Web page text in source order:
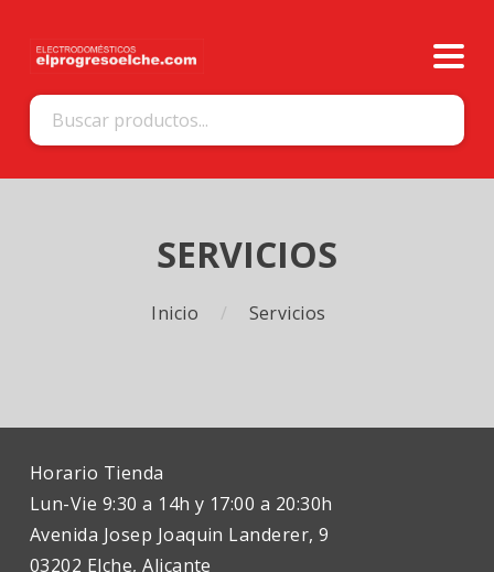
SERVICIOS
Inicio Servicios
Horario Tienda
Lun-Vie 9:30 a 14h y 17:00 a 20:30h
Avenida Josep Joaquin Landerer, 9
03202 Elche, Alicante